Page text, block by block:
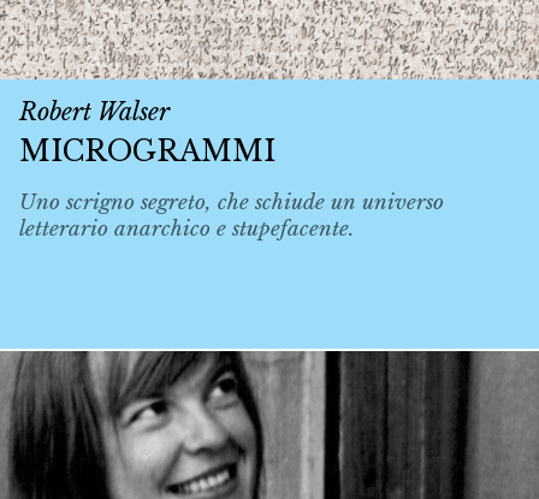
Robert Walser
MICROGRAMMI
Uno scrigno segreto, che schiude un universo
letterario anarchico e stupefacente.